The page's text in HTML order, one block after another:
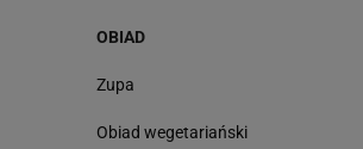
OBIAD
Zupa
Obiad wegetariański